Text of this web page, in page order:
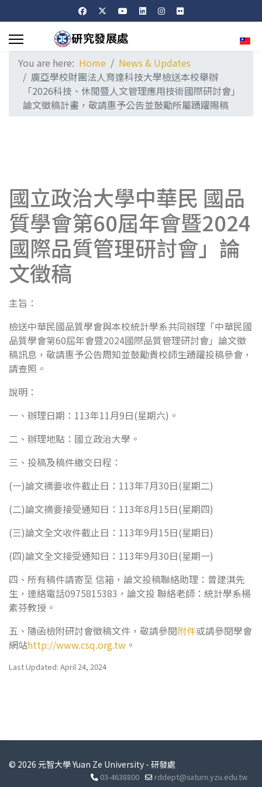
You are here: Home
News & Updates
廣亞學校財團法人育達科技大學檢送本校舉辦
「2026科技、休閒暨人文管理應用技術國際研討會」
論文徵稿計畫，敬請惠予公告並鼓勵所屬踴躍賜稿
國立政治大學中華民 國品
質學會第60屆年會暨2024
國際品質管理研討會」論
文徵稿
主旨：
檢送中華民國品質學會與本校統計學系共同辦理「中華民國
品質學會第60屆年會暨2024國際品質管理研討會」論文徵
稿訊息，敬請惠予公告周知並鼓勵貴校師生踴躍投稿參會，
請查照。
說明：
一、辦理日期：113年11月9日(星期六)。
二、辦理地點：國立政治大學。
三、投稿及稿件繳交日程：
(一)論文摘要收件截止日：113年7月30日(星期二)
(二)論文摘要接受通知日：113年8月15日(星期四)
(三)論文全文收件截止日：113年9月15日(星期日)
(四)論文全文接受通知日：113年9月30日(星期一)
四、所有稿件請寄至 信箱，論文投稿聯絡助理：曾建淇先
生，連絡電話0975815383，論文投 聯絡老師：統計學系楊
素芬教授。
五、隨函檢附研討會徵稿文件，敬請參閱附件或請參閱學會
網站http://www.csq.org.tw 。
Last Updated: April 24, 2024
© 2026 元智大學 Yuan Ze University - 研發處
03-4638800 rddept@saturn.yzu.edu.tw